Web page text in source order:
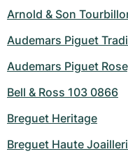
Arnold & Son
Audemars Piguet
Audemars Piguet
Bell & Ross 103 0866
Breguet Heritage
Breguet Haute